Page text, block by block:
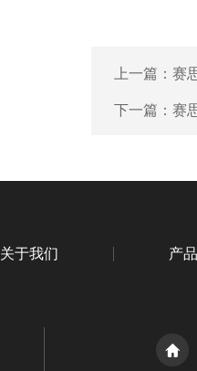
上一篇： 赛
下一篇： 赛
关于我们 产